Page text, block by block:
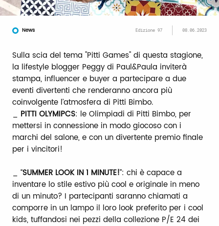
News Edizione 97 08.06.2023
Sulla scia del tema "Pitti Games" di questa stagione,
la lifestyle blogger Peggy di Paul&Paula inviterà
stampa, influencer e buyer a partecipare a due
eventi divertenti che renderanno ancora più
coinvolgente l’atmosfera di Pitti Bimbo.
_ PITTI OLYMIPCS: le Olimpiadi di Pitti Bimbo, per
mettersi in connessione in modo giocoso con i
marchi del salone, e con un divertente premio finale
per i vincitori!
_ “SUMMER LOOK IN 1 MINUTE!”: chi è capace a
inventare lo stile estivo più cool e originale in meno
di un minuto? I partecipanti saranno chiamati a
comporre in un lampo il loro look preferito per i cool
kids, tuffandosi nei pezzi della collezione P/E 24 dei